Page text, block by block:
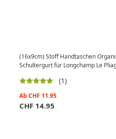
(16x9cm) Stoff Handtaschen
Schultergurt für Longchamp Le
(1)
Ab CHF 11.95
CHF 14.95